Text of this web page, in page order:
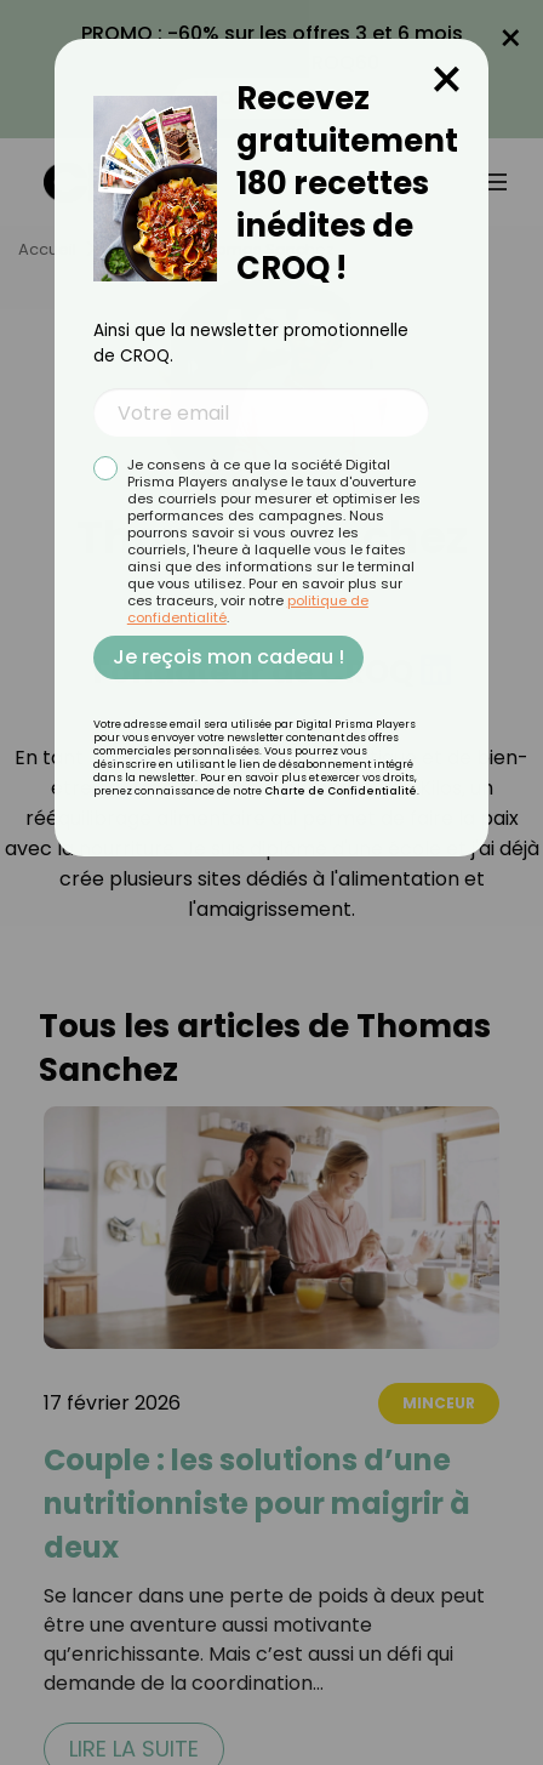
PROMO : -60% sur les offres 3 et 6 mois
VOIR LA PROMO
×
Accueil Auteurs Thomas Sanchez
Thomas Sanchez
Fondateur de CROQ
En tant que grand passionné de diététique et de bien-
être, j'ai crée en 2016 la méthode Croq'Kilos, un
rééquilibrage alimentaire qui permet de faire la paix
avec la nourriture. Je suis diplômé d'une école et j'ai déjà
crée plusieurs sites dédiés à l'alimentation et
l'amaigrissement.
Tous les articles de Thomas
Sanchez
17 février 2026 MINCEUR
Couple : les solutions d’une
nutritionniste pour maigrir à
deux
Se lancer dans une perte de poids à deux peut
être une aventure aussi motivante
qu’enrichissante. Mais c’est aussi un défi qui
demande de la coordination…
LIRE LA SUITE
Recevez
gratuitement
180 recettes
inédites de
CROQ !
×
Ainsi que la newsletter promotionnelle
de CROQ.
Je consens à ce que la société Digital
Prisma Players analyse le taux d'ouverture
des courriels pour mesurer et optimiser les
performances des campagnes. Nous
pourrons savoir si vous ouvrez les
courriels, l'heure à laquelle vous le faites
ainsi que des informations sur le terminal
que vous utilisez. Pour en savoir plus sur
ces traceurs, voir notre politique de
confidentialité.
Je reçois mon cadeau !
Votre adresse email sera utilisée par Digital Prisma Players
pour vous envoyer votre newsletter contenant des offres
commerciales personnalisées. Vous pourrez vous
désinscrire en utilisant le lien de désabonnement intégré
dans la newsletter. Pour en savoir plus et exercer vos droits,
prenez connaissance de notre Charte de Confidentialité.